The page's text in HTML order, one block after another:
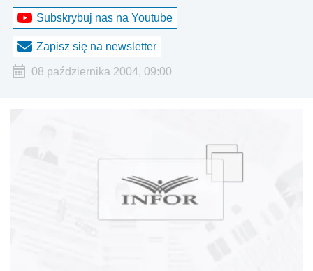
Subskrybuj nas na Youtube
Zapisz się na newsletter
08 października 2004, 09:00